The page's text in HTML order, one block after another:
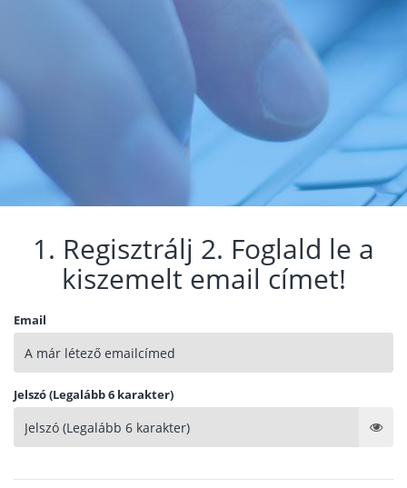
1. Regisztrálj 2. Foglald le a
kiszemelt email címet!
Email
Jelszó (Legalább 6 karakter)